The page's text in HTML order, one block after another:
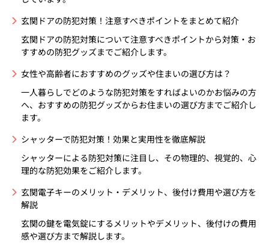
玄関ドアの防犯対策！注意すべきポイントをまとめて紹介
玄関ドアの防犯対策について注意すべきポイントから対策・お
すすめの防犯グッズまでご紹介します。
女性や高齢者におすすめのグッズや住まいの選び方は？
一人暮らしでどのような防犯対策をすればよいのかお悩みの方
へ、おすすめの防犯グッズからお住まいの選び方までご紹介し
ます。
シャッターで防犯対策！効果と実用性を徹底解説
シャッターによる防犯対策に注目し、その物理的、視覚的、心
理的な防犯効果をご紹介します。
玄関電子キーのメリット・デメリット、後付け費用や選び方を
解説
玄関の鍵を電気錠にするメリットやデメリット、後付けの費用
感や選び方まで解説します。